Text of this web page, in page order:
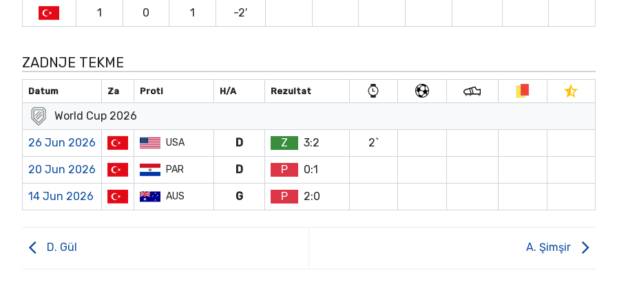
1 0 1 -2′
ZADNJE TEKME
Datum Za Proti H/A Rezultat
World Cup 2026
26 Jun 2026 USA D Z 3:2 2`
20 Jun 2026 PAR D P 0:1
14 Jun 2026 AUS G P 2:0
D. Gül A. Şimşir